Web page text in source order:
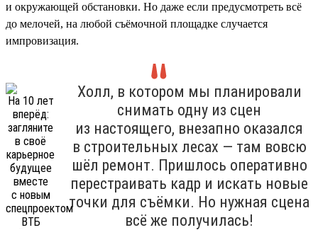
и окружающей обстановки. Но даже если предусмотреть всё
до мелочей, на любой съёмочной площадке случается
импровизация.
Холл, в котором мы планировали
снимать одну из сцен
из настоящего, внезапно оказался
в строительных лесах — там вовсю
шёл ремонт. Пришлось оперативно
перестраивать кадр и искать новые
точки для съёмки. Но нужная сцена
всё же получилась!